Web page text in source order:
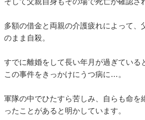
多額の借金と両親の介護疲れによって、
のまま自殺。
すでに離婚をして長い年月が過ぎている
この事件をきっかけにうつ病に…。
軍隊の中でひたすら苦しみ、自らも命を
ったことがあると明かしています。